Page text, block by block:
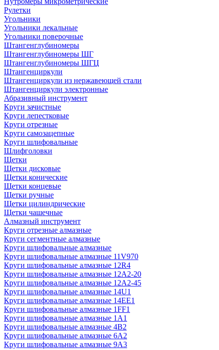
Рулетки
Угольники
Угольники лекальные
Угольники поверочные
Штангенглубиномеры
Штангенглубиномеры ШГ
Штангенглубиномеры ШГЦ
Штангенциркули
Штангенциркули из нержавеющей стали
Штангенциркули электронные
Абразивный инструмент
Круги зачистные
Круги лепестковые
Круги отрезные
Круги самозацепные
Круги шлифовальные
Шлифголовки
Щетки
Щетки дисковые
Щетки конические
Щетки концевые
Щетки ручные
Щетки цилиндрические
Щетки чашечные
Алмазный инструмент
Круги отрезные алмазные
Круги сегментные алмазные
Круги шлифовальные алмазные
Круги шлифовальные алмазные 11V970
Круги шлифовальные алмазные 12R4
Круги шлифовальные алмазные 12А2-20
Круги шлифовальные алмазные 12А2-45
Круги шлифовальные алмазные 14U1
Круги шлифовальные алмазные 14ЕЕ1
Круги шлифовальные алмазные 1FF1
Круги шлифовальные алмазные 1А1
Круги шлифовальные алмазные 4В2
Круги шлифовальные алмазные 6A2
Круги шлифовальные алмазные 9А3